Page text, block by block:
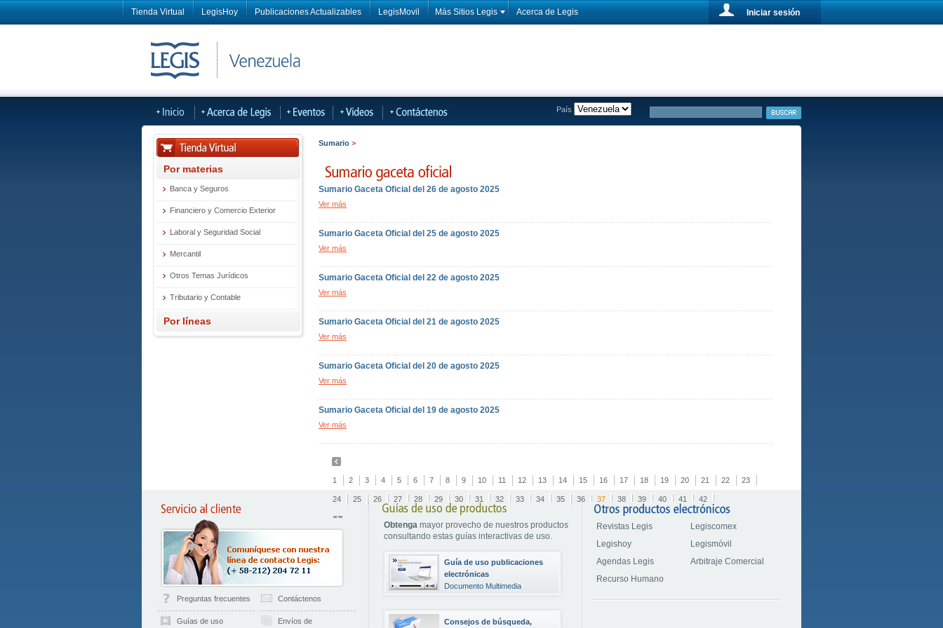
Tienda Virtual LegisHoy Publicaciones Actualizables LegisMovil Más Sitios Legis Acerca de Legis Iniciar sesión
País
Por materias
Banca y Seguros
Financiero y Comercio Exterior
Laboral y Seguridad Social
Mercantil
Otros Temas Jurídicos
Tributario y Contable
Por líneas
Sumario >
Sumario Gaceta Oficial del 26 de agosto 2025
Ver más
Sumario Gaceta Oficial del 25 de agosto 2025
Ver más
Sumario Gaceta Oficial del 22 de agosto 2025
Ver más
Sumario Gaceta Oficial del 21 de agosto 2025
Ver más
Sumario Gaceta Oficial del 20 de agosto 2025
Ver más
Sumario Gaceta Oficial del 19 de agosto 2025
Ver más
1 2 3 4 5 6 7 8 9 10 11 12 13 14 15 16 17 18 19 20 21 22 23
24 25 26 27 28 29 30 31 32 33 34 35 36 37 38 39 40 41 42
Preguntas frecuentes Contáctenos
Guías de uso Envíos de
Obtenga mayor provecho de nuestros productos
consultando estas guías interactivas de uso.
Guía de uso publicaciones
electrónicas
Documento Multimedia
Consejos de búsqueda,
Revistas Legis
Legiscomex
Legishoy
Legismóvil
Agendas Legis
Arbitraje Comercial
Recurso Humano